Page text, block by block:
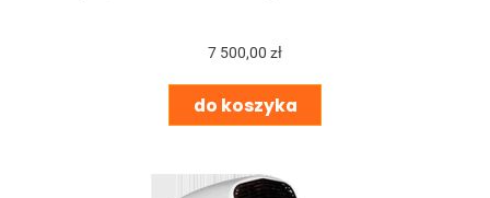
7 500,00 zł
do koszyka